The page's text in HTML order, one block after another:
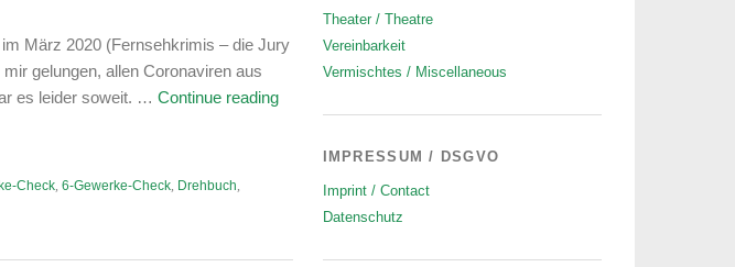
März 2020 (Fernsehkrimis – die Jury
gelungen, allen Coronaviren aus
es leider soweit. … Continue reading
Check, 6-Gewerke-Check, Drehbuch,
Theater / Theatre
Vereinbarkeit
Vermischtes / Miscellaneous
IMPRESSUM / DSGVO
Imprint / Contact
Datenschutz